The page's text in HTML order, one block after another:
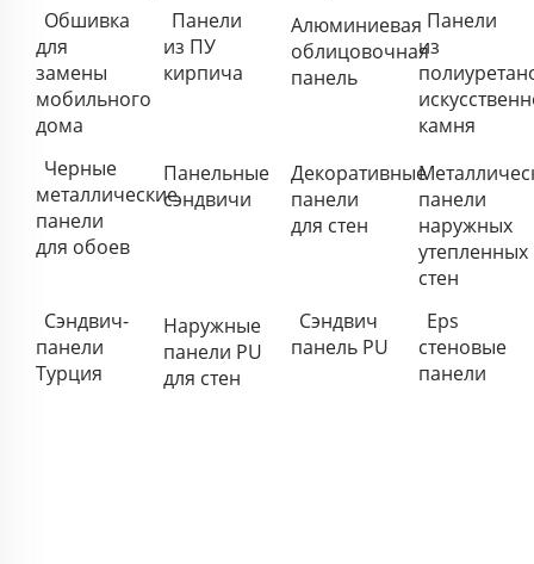
Обшивка
для
замены
мобильного
дома
Панели
из ПУ
кирпича
Алюминиевая
облицовочная
панель
Панели
из
камня
Черные
металлические
панели
для обоев
Панельные
сэндвичи
Декоративные
панели
для стен
панели
наружных
утепленных
стен
Сэндвич-
панели
Турция
Наружные
панели PU
для стен
Сэндвич
панель PU
Eps
стеновые
панели